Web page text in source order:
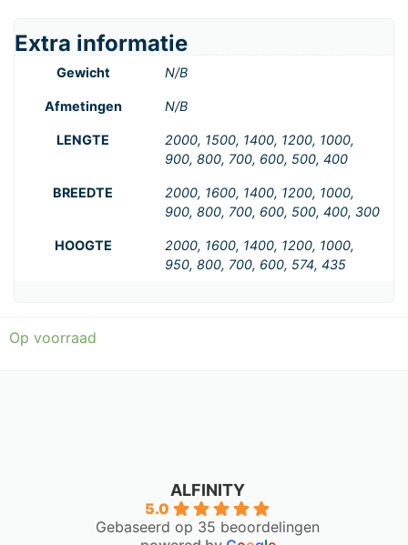
Extra informatie
Gewicht N/B
Afmetingen N/B
LENGTE
2000, 1500, 1400, 1200, 1000,
900, 800, 700, 600, 500, 400
BREEDTE
2000, 1600, 1400, 1200, 1000,
900, 800, 700, 600, 500, 400, 300
HOOGTE
2000, 1600, 1400, 1200, 1000,
950, 800, 700, 600, 574, 435
Op voorraad
ALFINITY
5.0
Gebaseerd op 35 beoordelingen